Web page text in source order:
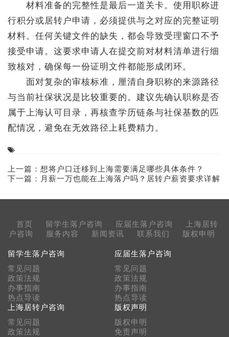
材料准备的完整性是最后一道关卡。使用职称进
行积分或居转户申请，必须提供与之对应的完整证明
材料。任何关键文件的缺失，都会导致受理窗口不予
接受申请。这要求申请人在提交前对材料清单进行细
致核对，确保每一份证明文件都能形成闭环。
面对复杂的审核标准，厘清自身职称的来源路径
与当前社保状况是比较重要的。建议先确认职称是否
属于上海认可目录，再核查学历链条与社保基数的匹
配情况，避免在无效路径上耗费精力。
上一篇： 想将户口迁移到上海需要满足哪些具体条件？
下一篇： 月薪一万也能在上海落户吗？居转户薪资要求详解
首页 留学生落户咨询 应届生落户咨询
上海居转
户咨询
服务内容 新闻资讯 联系我们 版权申明
留学生落户咨询
常见问题
政策法规
办事指南
热点导读
应届生落户咨询
常见问题
政策法规
办事指南
热点导读
上海居转户咨询
常见问题
政策法规
版权声明
版权申明
免责声明